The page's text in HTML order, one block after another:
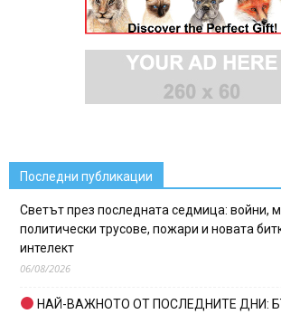
Последни публикации
Светът през последната седмица: войни,
политически трусове, пожари и новата
интелект
06/08/2026
НАЙ-ВАЖНОТО ОТ ПОСЛЕДНИТЕ ДНИ: